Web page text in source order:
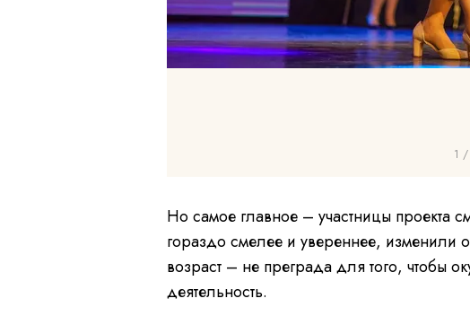
m
1
o
f
1
Но самое главное – участницы проекта
гораздо смелее и увереннее, изменили
возраст – не преграда для того, чтобы
деятельность.